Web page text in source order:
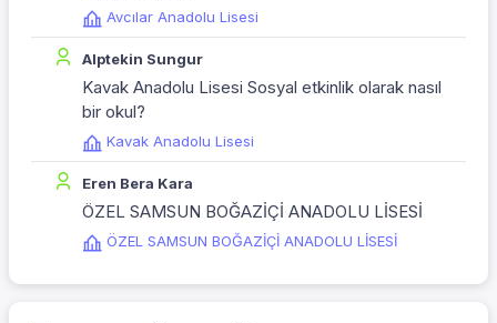
Avcılar Anadolu Lisesi
Alptekin Sungur
Kavak Anadolu Lisesi Sosyal etkinlik olarak nasıl
bir okul?
Kavak Anadolu Lisesi
Eren Bera Kara
ÖZEL SAMSUN BOĞAZİÇİ ANADOLU LİSESİ
ÖZEL SAMSUN BOĞAZİÇİ ANADOLU LİSESİ